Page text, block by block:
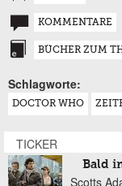
KOMMENTARE
BÜCHER ZUM
Schlagworte:
DOCTOR WHO
TICKER
Bald
Scotts